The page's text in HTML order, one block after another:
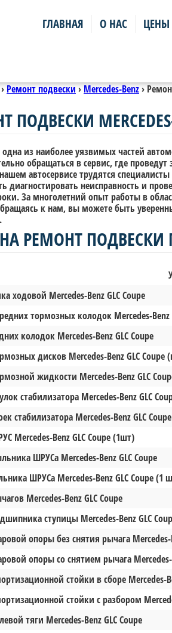
ГЛАВНАЯ О НАС ЦЕНЫ
›Ремонт подвески›Mercedes-Benz›
ПОДВЕСКИ MERCEDES-
из наиболее уязвимых частей
обращаться в сервис, где
автосервисе трудятся
диагностировать неисправность и
За многолетний опыт работы в
к нам, вы можете быть
РЕМОНТ ПОДВЕСКИ
ходовой Mercedes-Benz GLC Coupe
тормозных колодок Mercedes-
колодок Mercedes-Benz GLC Coupe
дисков Mercedes-Benz GLC Coupe
жидкости Mercedes-Benz GLC
стабилизатора Mercedes-Benz GLC
стабилизатора Mercedes-Benz GLC
Mercedes-Benz GLC Coupe (1шт)
ШРУСа Mercedes-Benz GLC Coupe
ШРУСа Mercedes-Benz GLC Coupe (1
Mercedes-Benz GLC Coupe
ступицы Mercedes-Benz GLC
опоры без снятия рычага Mercedes-
опоры со снятием рычага Mercedes-
стойки в сборе Mercedes-
стойки с разбором
тяги Mercedes-Benz GLC Coupe